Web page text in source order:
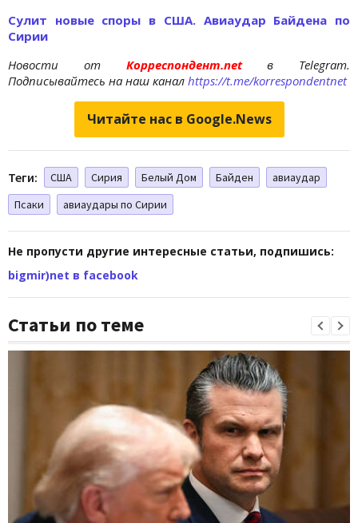
Сулит новые споры в США. Авиаудар Байдена по
Сирии
Новости отКорреспондент.netв Telegram.
Подписывайтесь на наш канал https://t.me/korrespondentnet
Читайте нас в Google.News
Теги: США Сирия Белый Дом Байден
авиаудар
Псаки
авиаудары по Сирии
Не пропусти другие интересные статьи, подпишись:
bigmir)net в facebook
Статьи по теме